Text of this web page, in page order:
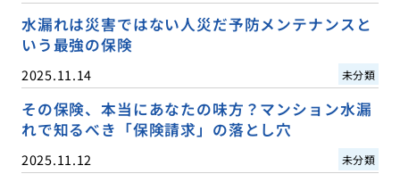
水漏れは災害ではない人災だ予防メンテナンスと
いう最強の保険
2025.11.14 未分類
その保険、本当にあなたの味方？マンション水漏
れで知るべき「保険請求」の落とし穴
2025.11.12 未分類